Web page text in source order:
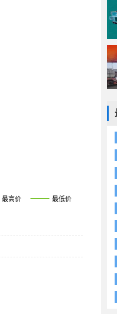
最高价 最低价